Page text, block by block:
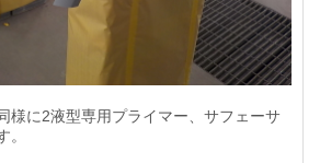
様に2液型専用プライマー、サフェーサ
。